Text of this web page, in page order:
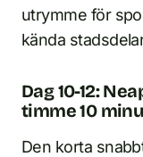
utrymme för
kända
Dag 10-12:
timme 10
Den korta